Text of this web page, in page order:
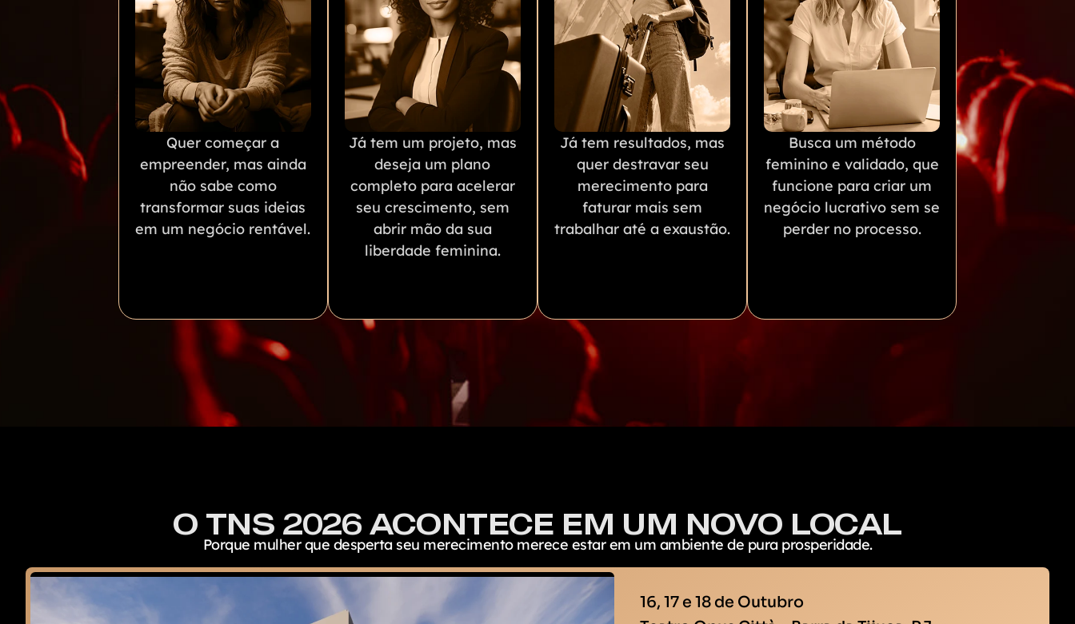
Quer começar a
empreender, mas ainda
não sabe como
transformar suas ideias
em um negócio rentável.
Já tem um projeto, mas
deseja um plano
completo para acelerar
seu crescimento, sem
abrir mão da sua
liberdade feminina.
Já tem resultados, mas
quer destravar seu
merecimento para
faturar mais sem
trabalhar até a exaustão.
Busca um método
feminino e validado, que
funcione para criar um
negócio lucrativo sem se
perder no processo.
O TNS 2026 ACONTECE EM UM NOVO LOCAL
Porque mulher que desperta seu merecimento merece estar em um ambiente de pura prosperidade.
16, 17 e 18 de Outubro